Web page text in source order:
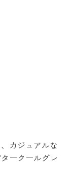
カジュアルな
ークールグレ